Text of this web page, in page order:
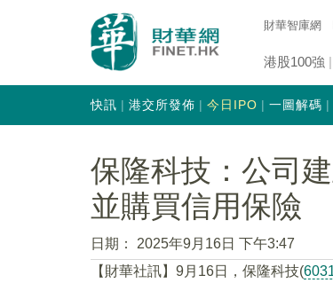
財華智庫網
港股100強
快訊 港交所發佈 今日IPO 一圖解碼
保隆科技：公司
並購買信用保險
日期：
2025年9月16日 下午3:47
【財華社訊】9月16日，保隆科技(